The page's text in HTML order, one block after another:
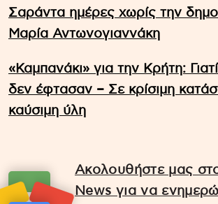
Σαράντα ημέρες χωρίς την
Μαρία Αντωνογιαννάκη
«Καμπανάκι» για την Κρήτη:
δεν έφτασαν – Σε κρίσιμη
καύσιμη ύλη
Ακολουθήστε μας
News για να